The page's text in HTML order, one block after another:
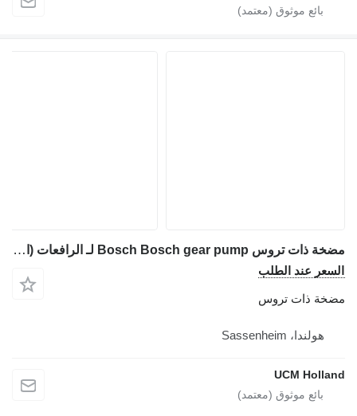
مضخة ذات تروس Bosch Bosch gear pump لـ الرافعات (الأوناش)
السعر عند الطلب
مضخة ذات تروس
هولندا، Sassenheim
UCM Holland